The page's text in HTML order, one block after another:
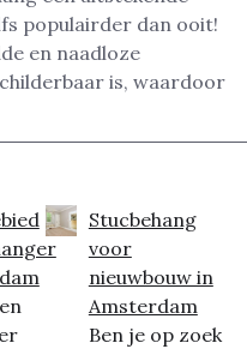
populairder dan ooit!
en naadloze
is, waardoor
Stucbehang
voor
nieuwbouw in
Amsterdam
Ben je op zoek